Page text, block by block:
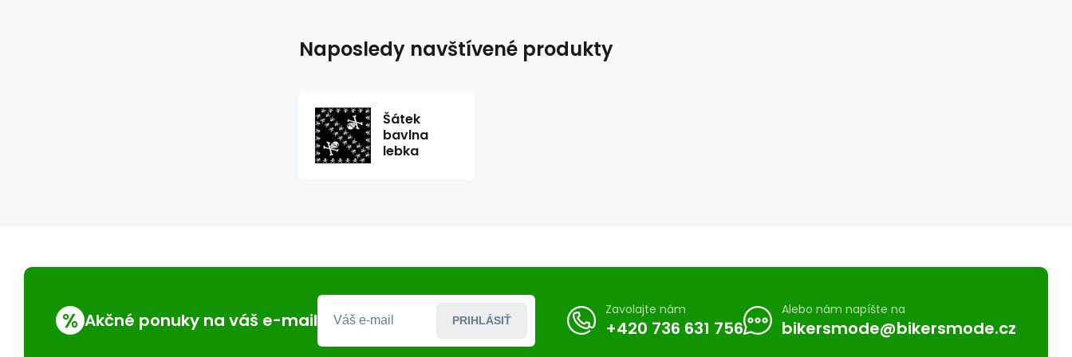
Naposledy navštívené produkty
Šátek
bavlna
lebka
% Akčné ponuky na váš e-mail PRIHLÁSIŤ
Zavolajte nám
+420 736 631 756
Alebo nám napíšte na
bikersmode@bikersmode.cz